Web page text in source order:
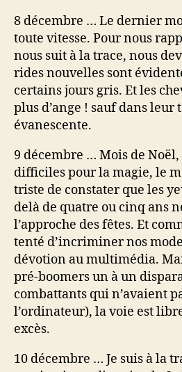
8 décembre … Le dernier
toute vitesse. Pour nous
nous suit à la trace, nous
rides nouvelles sont
certains jours gris. Et les
plus d’ange ! sauf dans leur
évanescente.
9 décembre … Mois de Noël,
difficiles pour la magie, le
triste de constater que les
delà de quatre ou cinq ans
l’approche des fêtes. Et
tenté d’incriminer nos
dévotion au multimédia.
pré-boomers un à un
combattants qui n’avaient
l’ordinateur), la voie est
excès.
10 décembre … Je suis à la